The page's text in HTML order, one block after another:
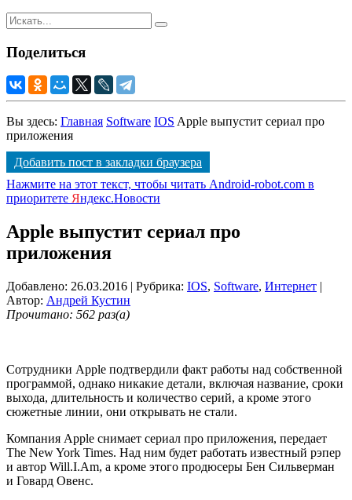
Поделиться
Вы здесь: Главная Software IOS Apple выпустит сериал про
приложения
Добавить пост в закладки браузера
Нажмите на этот текст, чтобы читать Android-robot.com в
приоритете Яндекс.Новости
Apple выпустит сериал про
приложения
Добавлено: 26.03.2016 | Рубрика: IOS, Software, Интернет |
Автор: Андрей Кустин
Прочитано: 562 раз(а)
Сотрудники Apple подтвердили факт работы над собственной
программой, однако никакие детали, включая название, сроки
выхода, длительность и количество серий, а кроме этого
сюжетные линии, они открывать не стали.
Компания Apple снимает сериал про приложения, передает
The New York Times. Над ним будет работать известный рэпер
и автор Will.I.Am, а кроме этого продюсеры Бен Сильверман
и Говард Овенс.